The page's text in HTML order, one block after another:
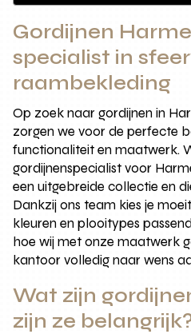
Gordijnen
specialist in
raambekleding
Op zoek naar gordijnen in
zorgen we voor de perfecte
functionaliteit en maatwerk.
gordijnenspecialist voor
een uitgebreide collectie en
Dankzij ons team kies je
kleuren en plooitypes
hoe wij met onze maatwerk
kantoor volledig naar wens
Wat zijn
zijn ze